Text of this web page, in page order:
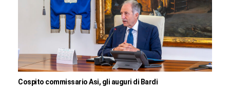
Cospito commissario Asi, gli auguri di Bardi